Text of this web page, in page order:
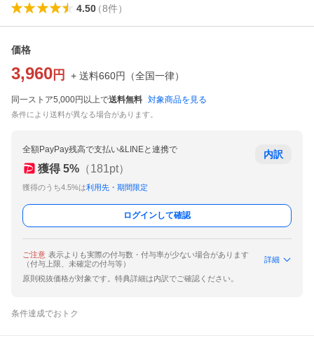
4.50（8件）
価格
3,960 円 + 送料660円 （全国一律）
同一ストア5,000円以上で送料無料 対象商品を見る
条件により送料が異なる場合があります。
全額PayPay残高で支払い&LINEと連携で
獲得 5% （181pt）
獲得のうち4.5%は利用先・期間限定
内訳
ログインして確認
ご注意 表示よりも実際の付与数・付与率が少ない場合があります
（付与上限、未確定の付与等）
詳細
原則税抜価格が対象です。特典詳細は内訳でご確認ください。
条件達成でおトク